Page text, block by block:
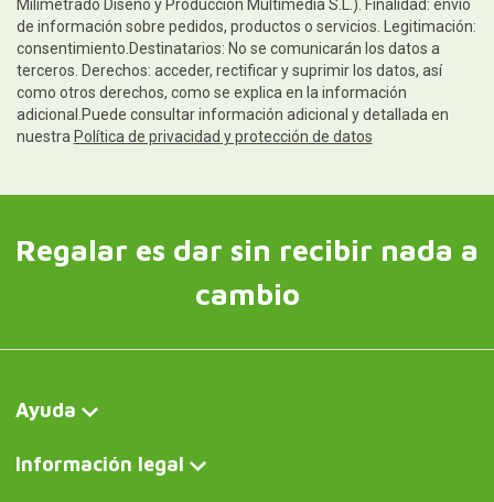
Milimetrado Diseño y Producción Multimedia S.L.). Finalidad: envío
de información sobre pedidos, productos o servicios. Legitimación:
consentimiento.Destinatarios: No se comunicarán los datos a
terceros. Derechos: acceder, rectificar y suprimir los datos, así
como otros derechos, como se explica en la información
adicional.Puede consultar información adicional y detallada en
nuestra Política de privacidad y protección de datos
Regalar es dar sin recibir nada a
cambio
Ayuda
Información legal